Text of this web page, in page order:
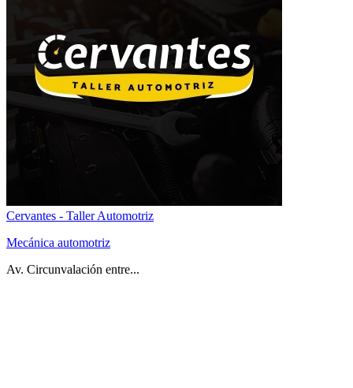
Cervantes - Taller Automotriz
Mecánica automotriz
Av. Circunvalación entre...